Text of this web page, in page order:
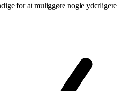
for at muliggøre nogle yderligere